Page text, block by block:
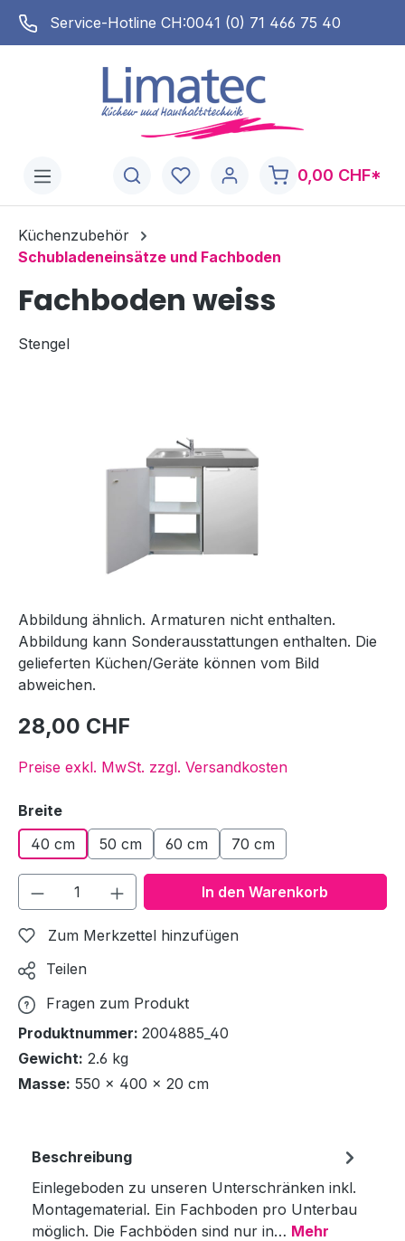
springen
Service-Hotline CH:0041 (0) 71 466 75 40
0,00 CHF*
Küchenzubehör
Schubladeneinsätze und Fachboden
Fachboden weiss
Stengel
Abbildung ähnlich. Armaturen nicht enthalten.
Abbildung kann Sonderausstattungen enthalten. Die
gelieferten Küchen/Geräte können vom Bild
abweichen.
28,00 CHF
Preise exkl. MwSt. zzgl. Versandkosten
Breiteauswählen
40 cm
50 cm 60 cm 70 cm
Produkt Anzahl: Gib denIn den Warenkorb
Zum Merkzettel hinzufügen
Teilen
Fragen zum Produkt
Produktnummer: 2004885_40
Gewicht: 2.6 kg
Masse: 550 × 400 × 20 cm
Beschreibung
Einlegeboden zu unseren Unterschränken inkl.
Montagematerial. Ein Fachboden pro Unterbau
möglich. Die Fachböden sind nur in… Mehr